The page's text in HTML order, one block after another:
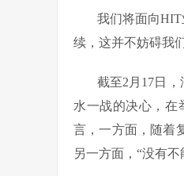
我们将面向
续，这并不妨碍我
截至2月17日
水一战的决心，在
言，一方面，随着
另一方面，“没有